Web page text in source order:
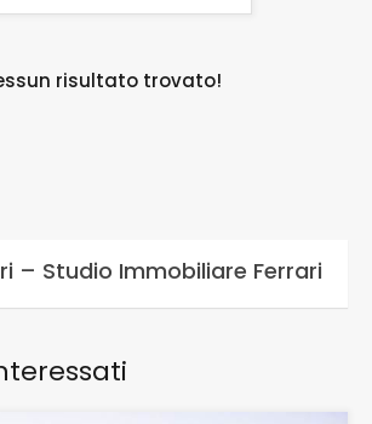
risultato trovato!
– Studio Immobiliare Ferrari